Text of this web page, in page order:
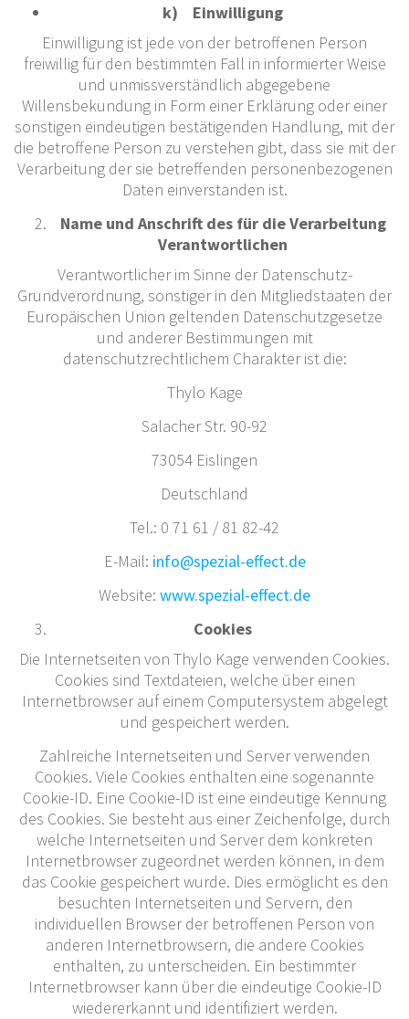
k) Einwilligung
Einwilligung ist jede von der betroffenen Person
freiwillig für den bestimmten Fall in informierter Weise
und unmissverständlich abgegebene
Willensbekundung in Form einer Erklärung oder einer
sonstigen eindeutigen bestätigenden Handlung, mit der
die betroffene Person zu verstehen gibt, dass sie mit der
Verarbeitung der sie betreffenden personenbezogenen
Daten einverstanden ist.
Name und Anschrift des für die Verarbeitung
Verantwortlichen
Verantwortlicher im Sinne der Datenschutz-
Grundverordnung, sonstiger in den Mitgliedstaaten der
Europäischen Union geltenden Datenschutzgesetze
und anderer Bestimmungen mit
datenschutzrechtlichem Charakter ist die:
Thylo Kage
Salacher Str. 90-92
73054 Eislingen
Deutschland
Tel.: 0 71 61 / 81 82-42
E-Mail: info@spezial-effect.de
Website: www.spezial-effect.de
Cookies
Die Internetseiten von Thylo Kage verwenden Cookies.
Cookies sind Textdateien, welche über einen
Internetbrowser auf einem Computersystem abgelegt
und gespeichert werden.
Zahlreiche Internetseiten und Server verwenden
Cookies. Viele Cookies enthalten eine sogenannte
Cookie-ID. Eine Cookie-ID ist eine eindeutige Kennung
des Cookies. Sie besteht aus einer Zeichenfolge, durch
welche Internetseiten und Server dem konkreten
Internetbrowser zugeordnet werden können, in dem
das Cookie gespeichert wurde. Dies ermöglicht es den
besuchten Internetseiten und Servern, den
individuellen Browser der betroffenen Person von
anderen Internetbrowsern, die andere Cookies
enthalten, zu unterscheiden. Ein bestimmter
Internetbrowser kann über die eindeutige Cookie-ID
wiedererkannt und identifiziert werden.